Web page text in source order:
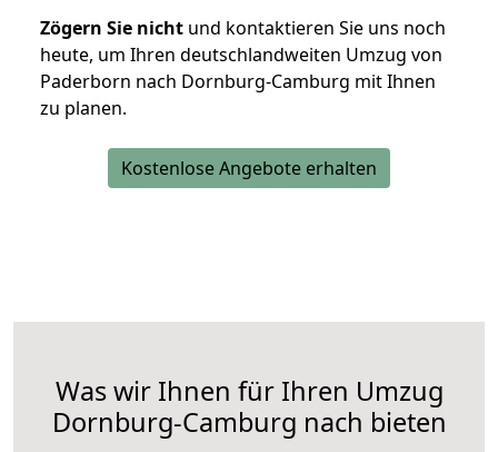
Zögern Sie nicht und kontaktieren Sie uns noch
heute, um Ihren deutschlandweiten Umzug von
Paderborn nach Dornburg-Camburg mit Ihnen
zu planen.
Kostenlose Angebote erhalten
Was wir Ihnen für Ihren Umzug
Dornburg-Camburg nach bieten